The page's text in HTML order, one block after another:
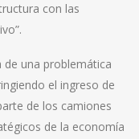
con las
de una problemática
el ingreso de
de los camiones
de la economía